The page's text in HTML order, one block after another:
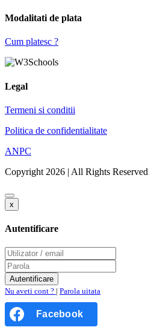
Modalitati de plata
Cum platesc ?
Legal
Termeni si conditii
Politica de confidentialitate
ANPC
Copyright 2026 | All Rights Reserved
x
Autentificare
Nu aveti cont ? | Parola uitata
Facebook